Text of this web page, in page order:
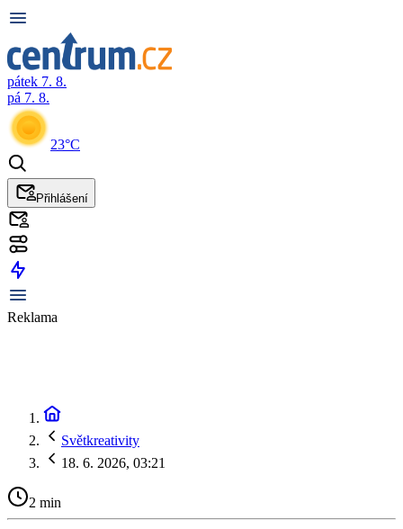
pátek 7. 8.
pá 7. 8.
23°C
Přihlášení
Reklama
Světkreativity
18. 6. 2026, 03:21
2 min